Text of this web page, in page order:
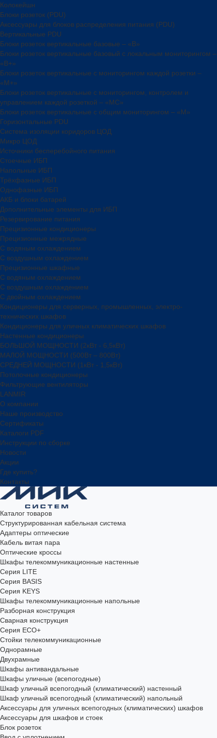
Колокейшн
Блоки розеток (PDU)
Аксессуары для блоков распределения питания (PDU)
Вертикальные PDU
Блоки розеток вертикальные базовые – «В»
Блоки розеток вертикальные базовый с локальным мониторингом –
«В+»
Блоки розеток вертикальные с мониторингом каждой розетки –
«М+»
Блоки розеток вертикальные с мониторингом, контролем и
управлением каждой розеткой – «МС»
Блоки розеток вертикальные с общим мониторингом – «М»
Горизонтальные PDU
Система изоляции коридоров ЦОД
Микро ЦОД
Источники бесперебойного питания
Стоечные ИБП
Напольные ИБП
Трёхфазные ИБП
Однофазные ИБП
АКБ и блоки батарей
Дополнительные элементы для ИБП
Резервирование питания
Прецизионные кондиционеры
Прецизионные межрядные
С водяным охлаждением
С воздушным охлаждением
Прецизионные шкафные
С водяным охлаждением
С воздушным охлаждением
С двойным охлаждением
Кондиционеры для серверных, промышленных, электро-
технических шкафов
Кондиционеры для уличных климатических шкафов
Настенные кондиционеры
БОЛЬШОЙ МОЩНОСТИ (2кВт - 6,5кВт)
МАЛОЙ МОЩНОСТИ (500Вт – 800Вт)
СРЕДНЕЙ МОЩНОСТИ (1кВт - 1,5кВт)
Потолочные кондиционеры
Фильтрующие вентиляторы
LANMIR
О компании
Наше производство
Сертификаты
Каталоги PDF
Инструкции по сборке
Новости
Акции
Где купить?
Контакты
Каталог товаров
Структурированная кабельная система
Адаптеры оптические
Кабель витая пара
Оптические кроссы
Шкафы телекоммуникационные настенные
Cерия LITE
Cерия BASIS
Cерия KEYS
Шкафы телекоммуникационные напольные
Разборная конструкция
Сварная конструкция
Серия ECO+
Стойки телекоммуникационные
Однорамные
Двухрамные
Шкафы антивандальные
Шкафы уличные (всепогодные)
Шкаф уличный всепогодный (климатический) настенный
Шкаф уличный всепогодный (климатический) напольный
Аксессуары для уличных всепогодных (климатических) шкафов
Аксессуары для шкафов и стоек
Блок розеток